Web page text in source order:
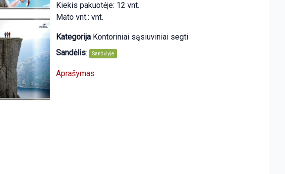
Kiekis pakuotėje: 12 vnt.
Mato vnt.: vnt.
Kategorija Kontoriniai sąsiuviniai segti
Sandėlis: Sandėlyje
Aprašymas